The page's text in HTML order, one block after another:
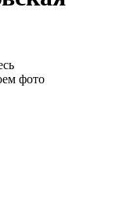
фото